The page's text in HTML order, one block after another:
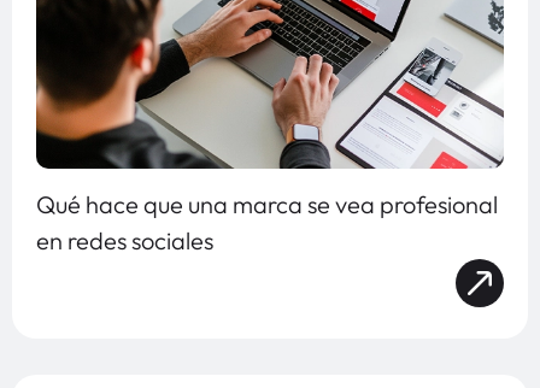
Qué hace que una marca se vea profesional
en redes sociales